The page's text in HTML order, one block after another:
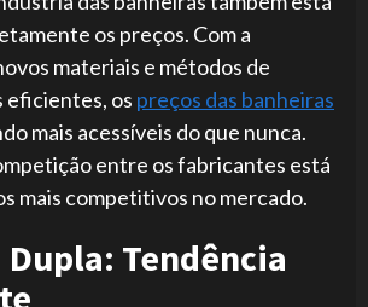
os preços. Com a
materiais e métodos de
eficientes, os preços das banheiras
mais acessíveis do que nunca.
entre os fabricantes está
mais competitivos no mercado.
Tendência